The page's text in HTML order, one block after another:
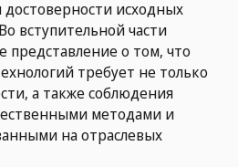
исходных
вступительной части
представление о том, что
требует не только
а также соблюдения
методами и
на отраслевых